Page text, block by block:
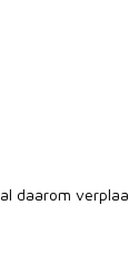
daarom